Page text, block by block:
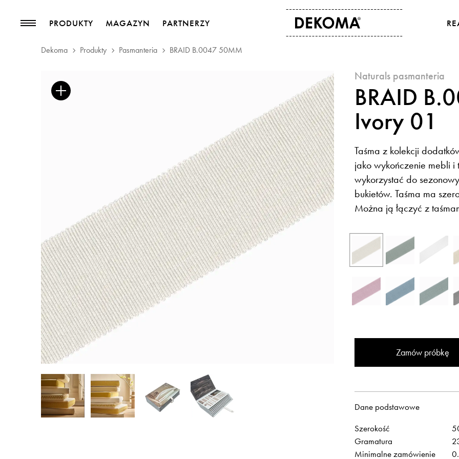
PRODUKTY MAGAZYN PARTNERZY
Kolekcje
Tkaniny meblowe
Kultura i sztuka
Dla osób studenckich
Aktualności
Dane kontaktowe
Gdzie kupić
Eksport
REALIZACJE
Kulturalne
Komercyjne
Biura
Pracownie
PARTNERZY
Alcantara
Abraham Moon
Baza wiedzy
Broszury
Otwiera link w nowej karcie
Otwiera link w
InstagramOtwiera link w
Dekoma Produkty Pasmanteria BRAID B.0047 50MM
naturals pasmanteria
BRAID
Ivory 01
Taśma z kolekcji
jako wykończenie mebli
wykorzystać do
bukietów. Taśma ma
Można ją łączyć z
Zamów próbkę
Dane podstawowe
Szerokość
Gramatura
Minimalne zamówienie